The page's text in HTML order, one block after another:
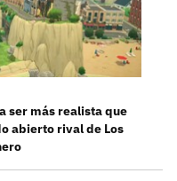
ser más realista que
abierto rival de Los